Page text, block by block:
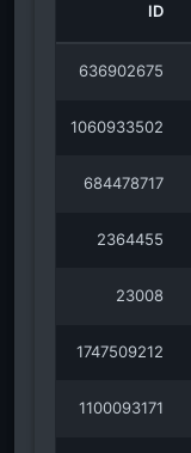
ID
636902675
1060933502
684478717
2364455
23008
1747509212
1100093171